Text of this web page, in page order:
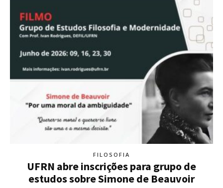
FILOSOFIA
UFRN abre inscrições para grupo de
estudos sobre Simone de Beauvoir